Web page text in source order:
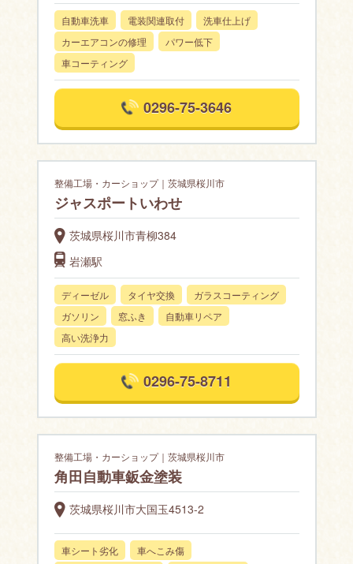
自動車洗車 電装関連取付
洗車仕上げ
カーエアコンの修理
パワー低下
車コーティング
0296-75-3646
整備工場・カーショップ｜茨城県桜川市
ジャスポートいわせ
茨城県桜川市青柳384
岩瀬駅
ディーゼル タイヤ交換
ガラスコーティング
ガソリン
窓ふき
自動車リペア
高い洗浄力
0296-75-8711
整備工場・カーショップ｜茨城県桜川市
角田自動車鈑金塗装
茨城県桜川市大国玉4513-2
車シート劣化
車へこみ傷